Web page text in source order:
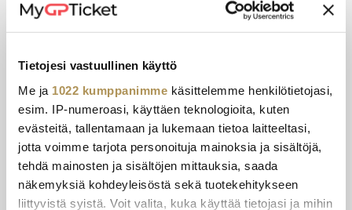
Tietojesi vastuullinen käyttö
Me ja 1022 kumppanimme käsittelemme henkilötietojasi,
esim. IP-numeroasi, käyttäen teknologioita, kuten
evästeitä, tallentamaan ja lukemaan tietoa laitteeltasi,
jotta voimme tarjota personoituja mainoksia ja sisältöjä,
tehdä mainosten ja sisältöjen mittauksia, saada
näkemyksiä kohdeyleisöstä sekä tuotekehitykseen
liittyvistä syistä. Voit valita, kuka käyttää tietojasi ja mihin
15+ VUODEN
TURVALLINEN